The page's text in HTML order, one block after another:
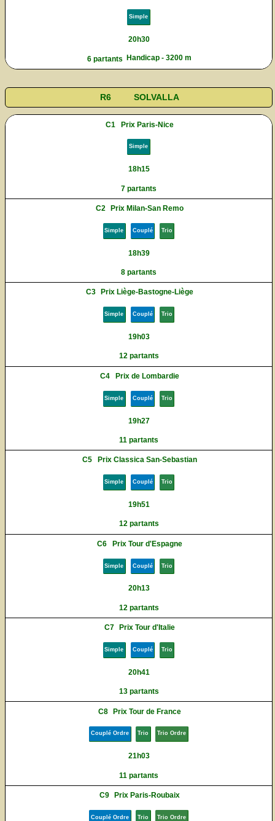
Simple
20h30
6 partants Handicap - 3200 m
R6 SOLVALLA
C1 Prix Paris-Nice
Simple
18h15
7 partants
C2 Prix Milan-San Remo
Simple Couplé Trio
18h39
8 partants
C3 Prix Liège-Bastogne-Liège
Simple Couplé Trio
19h03
12 partants
C4 Prix de Lombardie
Simple Couplé Trio
19h27
11 partants
C5 Prix Classica San-Sebastian
Simple Couplé Trio
19h51
12 partants
C6 Prix Tour d'Espagne
Simple Couplé Trio
20h13
12 partants
C7 Prix Tour d'Italie
Simple Couplé Trio
20h41
13 partants
C8 Prix Tour de France
Couplé Ordre Trio Trio Ordre
21h03
11 partants
C9 Prix Paris-Roubaix
Couplé Ordre Trio Trio Ordre